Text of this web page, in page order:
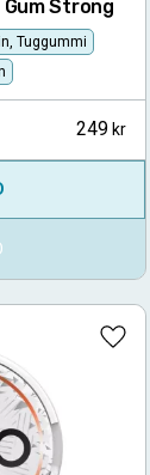
Gum Strong
Tuggummi
249